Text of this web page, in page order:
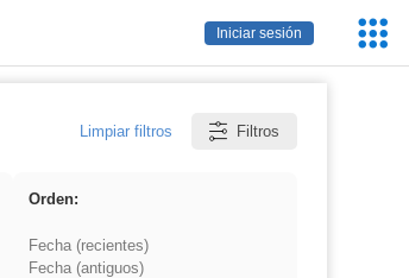
Iniciar sesión
Limpiar filtros Filtros
Orden:
Fecha (recientes)
Fecha (antiguos)